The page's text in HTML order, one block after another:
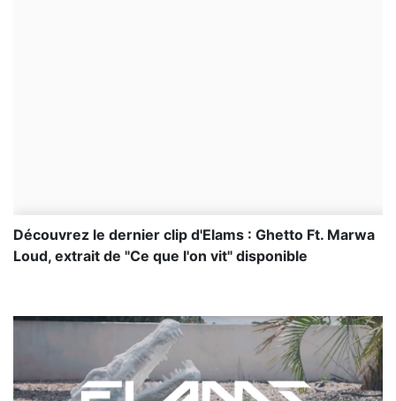
Découvrez le dernier clip d'Elams : Ghetto Ft. Marwa
Loud, extrait de "Ce que l'on vit" disponible